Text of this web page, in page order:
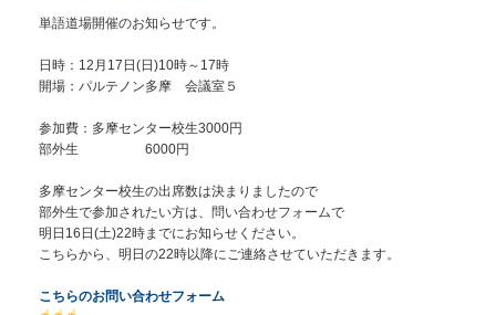
単語道場開催のお知らせです。
日時：12月17日(日)10時～17時
開場：パルテノン多摩 会議室５
参加費：多摩センター校生3000円
部外生 6000円
多摩センター校生の出席数は決まりましたので
部外生で参加されたい方は、問い合わせフォームで
明日16日(土)22時までにお知らせください。
こちらから、明日の22時以降にご連絡させていただきます。
こちらのお問い合わせフォーム